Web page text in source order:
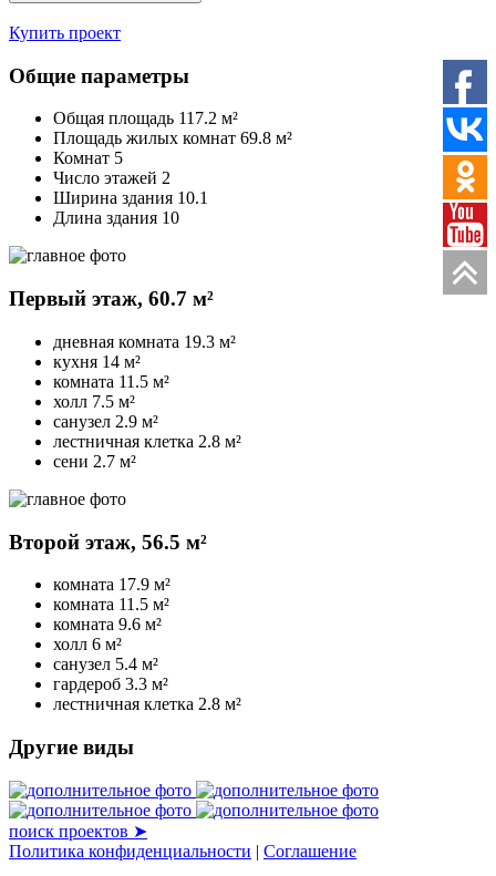
Купить проект
Общие параметры
Общая площадь 117.2 м²
Площадь жилых комнат 69.8 м²
Комнат 5
Число этажей 2
Ширина здания 10.1
Длина здания 10
Первый этаж, 60.7 м²
дневная комната 19.3 м²
кухня 14 м²
комната 11.5 м²
холл 7.5 м²
санузел 2.9 м²
лестничная клетка 2.8 м²
сени 2.7 м²
Второй этаж, 56.5 м²
комната 17.9 м²
комната 11.5 м²
комната 9.6 м²
холл 6 м²
санузел 5.4 м²
гардероб 3.3 м²
лестничная клетка 2.8 м²
Другие виды
поиск проектов ➤
Политика конфиденциальности | Соглашение